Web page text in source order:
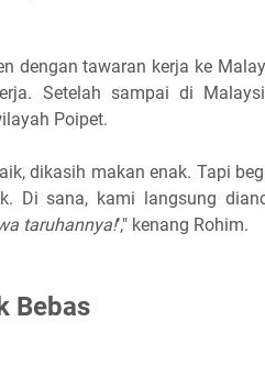
dengan tawaran kerja ke
Setelah sampai di
Poipet.
dikasih makan enak. Tapi
Di sana, kami langsung
taruhannya!’," kenang Rohim.
Bebas